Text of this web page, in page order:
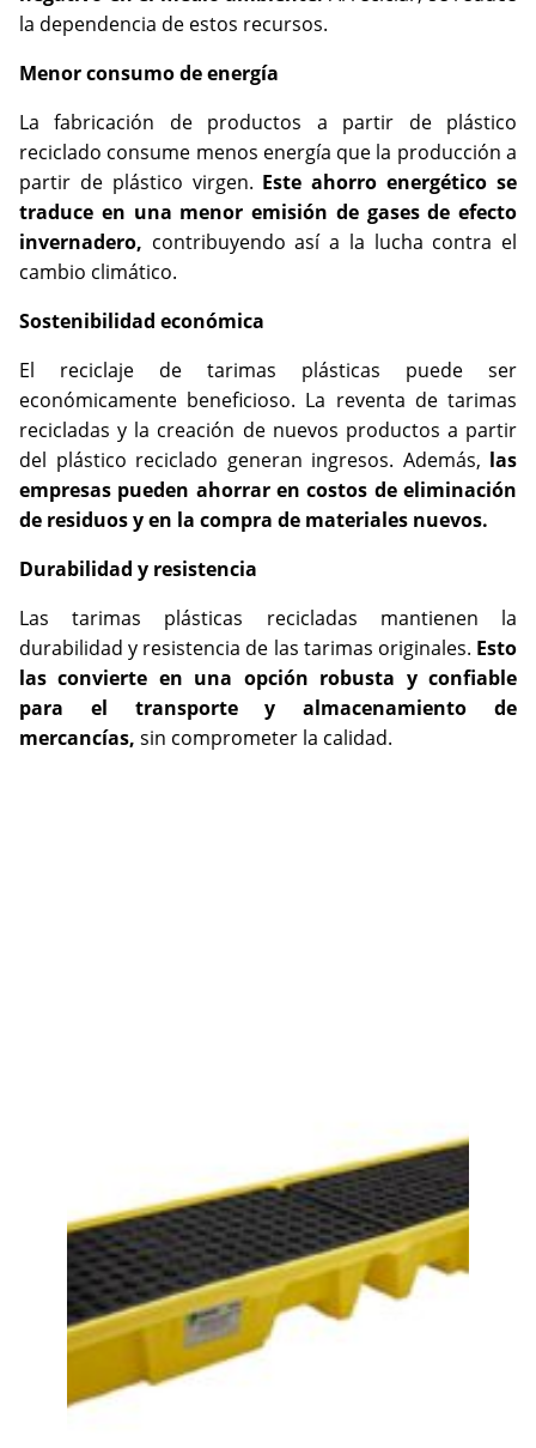
la dependencia de estos recursos.
Menor consumo de energía
La fabricación de productos a partir de plástico
reciclado consume menos energía que la producción a
partir de plástico virgen. Este ahorro energético se
traduce en una menor emisión de gases de efecto
invernadero, contribuyendo así a la lucha contra el
cambio climático.
Sostenibilidad económica
El reciclaje de tarimas plásticas puede ser
económicamente beneficioso. La reventa de tarimas
recicladas y la creación de nuevos productos a partir
del plástico reciclado generan ingresos. Además, las
empresas pueden ahorrar en costos de eliminación
de residuos y en la compra de materiales nuevos.
Durabilidad y resistencia
Las tarimas plásticas recicladas mantienen la
durabilidad y resistencia de las tarimas originales. Esto
las convierte en una opción robusta y confiable
para el transporte y almacenamiento de
mercancías, sin comprometer la calidad.